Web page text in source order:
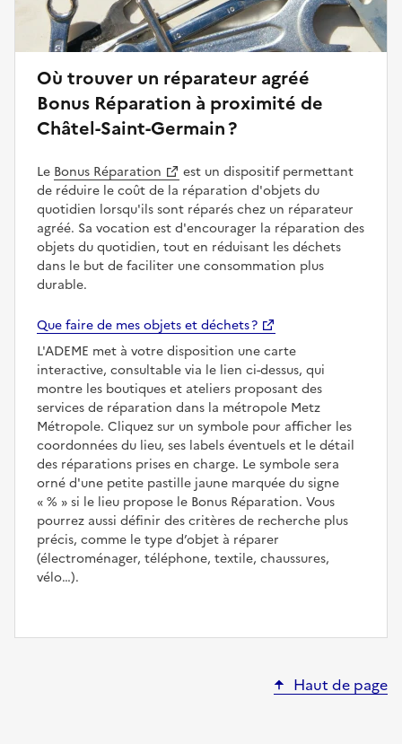
Où trouver un réparateur agréé
Bonus Réparation à proximité de
Châtel-Saint-Germain ?
Le Bonus Réparation
est un dispositif permettant
de réduire le coût de la réparation d'objets du
quotidien lorsqu'ils sont réparés chez un réparateur
agréé. Sa vocation est d'encourager la réparation des
objets du quotidien, tout en réduisant les déchets
dans le but de faciliter une consommation plus
durable.
Que faire de mes objets et déchets ?
L'ADEME met à votre disposition une carte
interactive, consultable via le lien ci-dessus, qui
montre les boutiques et ateliers proposant des
services de réparation dans la métropole Metz
Métropole. Cliquez sur un symbole pour afficher les
coordonnées du lieu, ses labels éventuels et le détail
des réparations prises en charge. Le symbole sera
orné d'une petite pastille jaune marquée du signe
%
si le lieu propose le Bonus Réparation. Vous
pourrez aussi définir des critères de recherche plus
précis, comme le type d’objet à réparer
(électroménager, téléphone, textile, chaussures,
vélo…).
Haut de page